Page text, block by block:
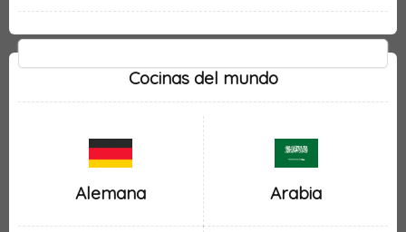
Cocinas del mundo
Alemana Arabia